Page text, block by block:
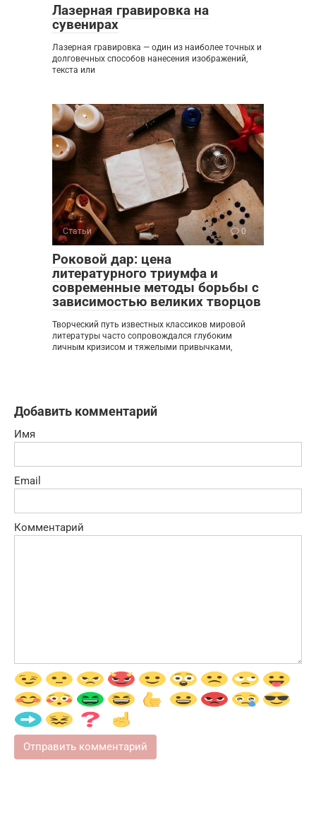
Лазерная гравировка на
сувенирах
Лазерная гравировка — один из наиболее точных и
долговечных способов нанесения изображений,
текста или
Статьи 0
Роковой дар: цена
литературного триумфа и
современные методы борьбы с
зависимостью великих творцов
Творческий путь известных классиков мировой
литературы часто сопровождался глубоким
личным кризисом и тяжелыми привычками,
Добавить комментарий
Имя
Email
Комментарий